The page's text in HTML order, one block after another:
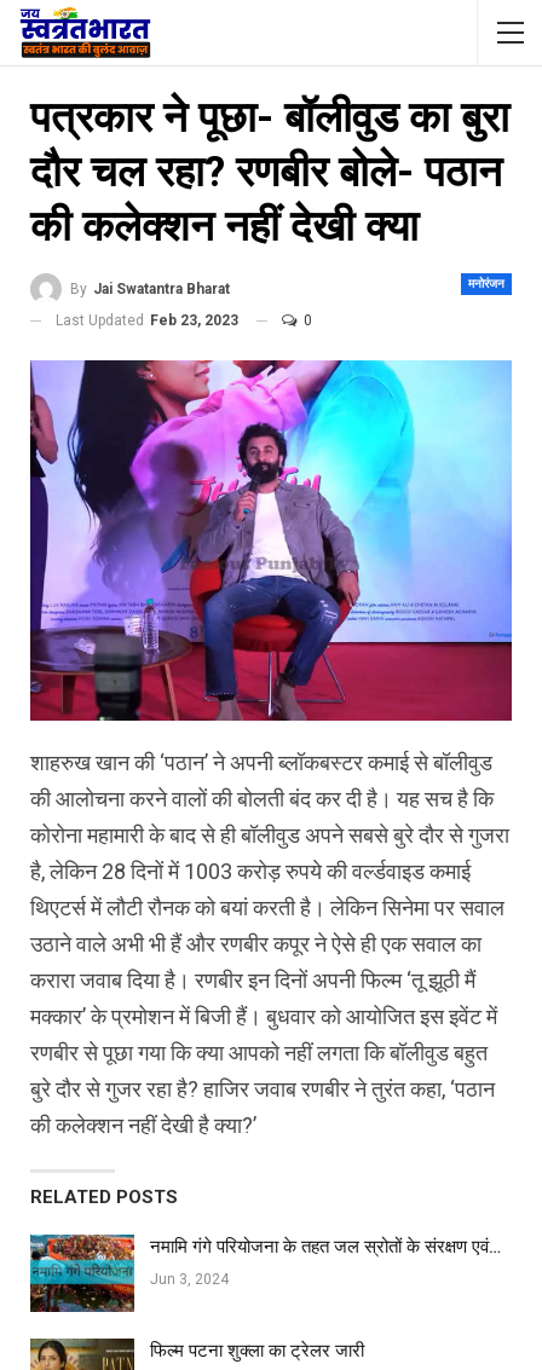
पत्रकार ने पूछा- बॉलीवुड का बुरा
दौर चल रहा? रणबीर बोले- पठान
की कलेक्‍शन नहीं देखी क्‍या
मनोरंजन
By Jai Swatantra Bharat
Last Updated Feb 23, 2023 0
शाहरुख खान की ‘पठान’ ने अपनी ब्‍लॉकबस्‍टर कमाई से बॉलीवुड
की आलोचना करने वालों की बोलती बंद कर दी है। यह सच है कि
कोरोना महामारी के बाद से ही बॉलीवुड अपने सबसे बुरे दौर से गुजरा
है, लेकिन 28 दिनों में 1003 करोड़ रुपये की वर्ल्‍डवाइड कमाई
थ‍िएटर्स में लौटी रौनक को बयां करती है। लेकिन सिनेमा पर सवाल
उठाने वाले अभी भी हैं और रणबीर कपूर ने ऐसे ही एक सवाल का
करारा जवाब दिया है। रणबीर इन दिनों अपनी फिल्‍म ‘तू झूठी मैं
मक्‍कार’ के प्रमोशन में बिजी हैं। बुधवार को आयोजित इस इवेंट में
रणबीर से पूछा गया कि क्‍या आपको नहीं लगता कि बॉलीवुड बहुत
बुरे दौर से गुजर रहा है? हाजिर जवाब रणबीर ने तुरंत कहा, ‘पठान
की कलेक्‍शन नहीं देखी है क्‍या?’
RELATED POSTS
नमामि गंगे परियोजना के तहत जल स्रोतों के संरक्षण एवं…
Jun 3, 2024
फिल्‍म पटना शुक्ला का ट्रेलर जारी